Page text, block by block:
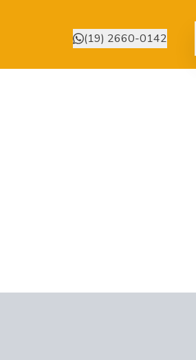
(19) 2660-0142